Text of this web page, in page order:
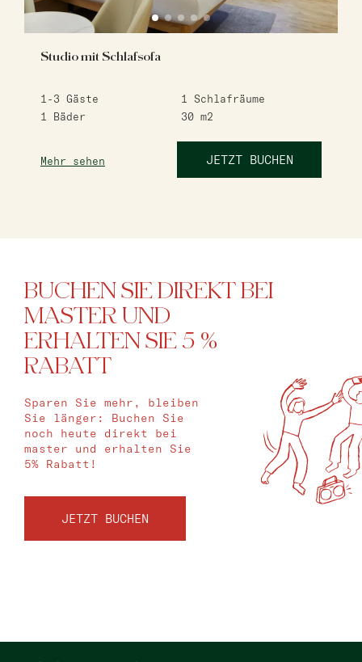
Studio mit Schlafsofa
1-3 Gäste 1
Schlafräume
1
Bäder 30 m2
Mehr sehen JETZT BUCHEN
BUCHEN SIE DIREKT BEI
MASTER UND
ERHALTEN SIE 5 %
RABATT
Sparen Sie mehr, bleiben
Sie länger: Buchen Sie
noch heute direkt bei
master und erhalten Sie
5% Rabatt!
JETZT BUCHEN